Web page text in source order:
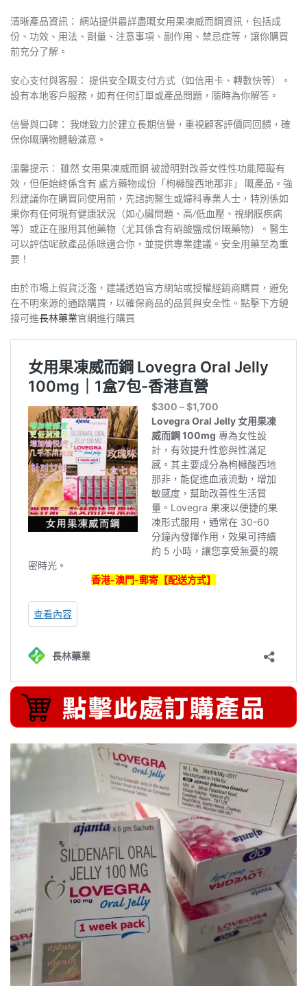
清晰產品資訊： 網站提供最詳盡嘅女用果凍威而鋼資訊，包括成
份、功效、用法、劑量、注意事項、副作用、禁忌症等，讓你購買
前充分了解。
安心支付與客服： 提供安全嘅支付方式（如信用卡、轉數快等）。
設有本地客戶服務，如有任何訂單或產品問題，隨時為你解答。
信譽與口碑： 我哋致力於建立長期信譽，重視顧客評價同回饋，確
保你嘅購物體驗滿意。
溫馨提示： 雖然 女用果凍威而鋼 被證明對改善女性性功能障礙有
效，但佢始終係含有 處方藥物成份「枸櫞酸西地那非」 嘅產品。強
烈建議你在購買同使用前，先諮詢醫生或婦科專業人士，特別係如
果你有任何現有健康狀況（如心臟問題、高/低血壓、視網膜疾病
等）或正在服用其他藥物（尤其係含有硝酸鹽成份嘅藥物）。醫生
可以評估呢款產品係咪適合你，並提供專業建議。安全用藥至為重
要！
由於市場上假貨泛濫，建議透過官方網站或授權經銷商購買，避免
在不明來源的通路購買，以確保商品的品質與安全性。點擊下方鏈
接可進長林藥業官網進行購買